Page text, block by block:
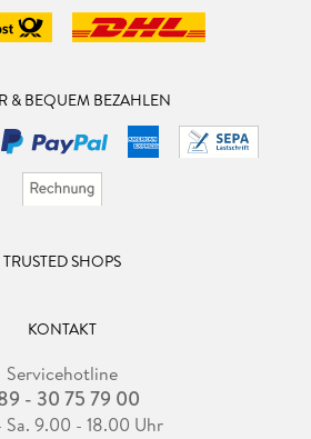
& BEQUEM BEZAHLEN
TRUSTED SHOPS
KONTAKT
Servicehotline
- 30 75 79 00
Sa. 9.00 - 18.00 Uhr